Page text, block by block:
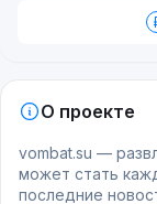
О проекте
vombat.su —
может стать
последние